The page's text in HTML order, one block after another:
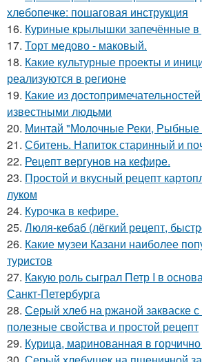
хлебопечке: пошаговая инструкция
16. Куриные крылышки запечённые в
17. Торт медово - маковый.
18. Какие культурные проекты и
реализуются в регионе
19. Какие из
известными людьми
20. Минтай "Молочные Реки, Рыбные
21. Сбитень. Напиток старинный и
22. Рецепт вергунов на кефире.
23. Простой и вкусный рецепт
луком
24. Курочка в кефире.
25. Люля-кебаб (лёгкий рецепт,
26. Какие музеи Казани наиболее
туристов
27. Какую роль сыграл Петр I в
Санкт-Петербурга
28. Серый хлеб на ржаной закваске
полезные свойства и простой рецепт
29. Курица, маринованная в